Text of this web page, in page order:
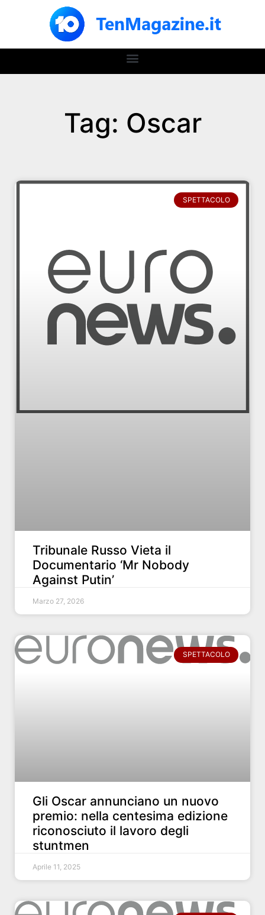
Tag: Oscar
SPETTACOLO
Tribunale Russo Vieta il
Documentario ‘Mr Nobody
Against Putin’
Marzo 27, 2026
SPETTACOLO
Gli Oscar annunciano un nuovo
premio: nella centesima edizione
riconosciuto il lavoro degli
stuntmen
Aprile 11, 2025